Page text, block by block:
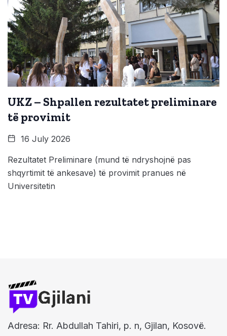
UKZ – Shpallen rezultatet preliminare
të provimit
16 July 2026
Rezultatet Preliminare (mund të ndryshojnë pas
shqyrtimit të ankesave) të provimit pranues në
Universitetin
Adresa: Rr. Abdullah Tahiri, p. n, Gjilan, Kosovë.